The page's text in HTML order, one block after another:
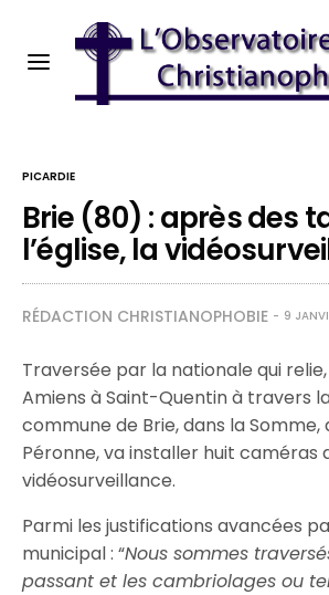
PICARDIE
Brie (80) : après des
l’église, la
RÉDACTION CHRISTIANOPHOBIE 9
Traversée par la nationale qui relie,
Amiens à Saint-Quentin à travers
commune de Brie, dans la Somme,
Péronne, va installer huit caméras
vidéosurveillance.
Parmi les justifications avancées
municipal : “Nous sommes
passant et les cambriolages ou